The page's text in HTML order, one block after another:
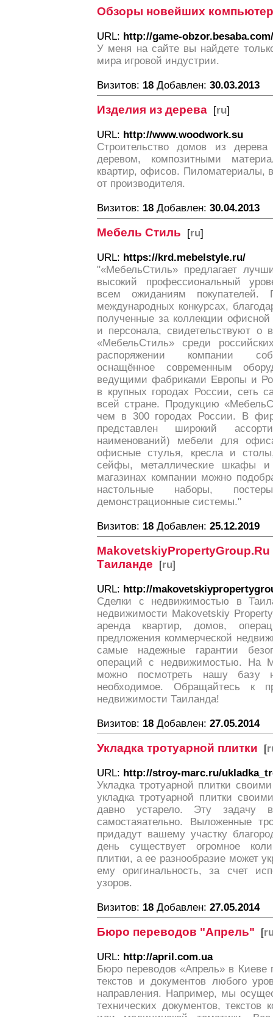
Обзоры новейших
URL: http://game-obzor.besaba.com/
У меня на сайте вы найдете
мира игровой индустрии.
Визитов: 18 Добавлен: 30.03.2013
Изделия из дерева [ru]
URL: http://www.woodwork.su
Строительство домов из
деревом, композитными
квартир, офисов. Пиломатериалы,
от производителя.
Визитов: 18 Добавлен: 30.04.2013
Мебель Стиль [ru]
URL: https://krd.mebelstyle.ru/
"«МебельСтиль» предлагает
высокий профессиональный
всем ожиданиям
международных конкурсах,
полученные за коллекции
и персонала, свидетельствуют о
«МебельСтиль» среди
распоряжении компании
оснащённое современным
ведущими фабриками Европы и
в крупных городах России, сеть
всей стране. Продукцию
чем в 300 городах России. В
представлен широкий
наименований) мебели для
офисные стулья, кресла и
сейфы, металлические шкафы
магазинах компании можно
настольные наборы,
демонстрационные системы."
Визитов: 18 Добавлен: 25.12.2019
Таиланде [ru]
URL: http://
Сделки с недвижимостью в
недвижимости Makovetskiy
аренда квартир, домов,
предложения коммерческой
самые надежные гарантии
операций с недвижимостью. На
можно посмотреть нашу базу
необходимое. Обращайтесь к
недвижимости Таиланда!
Визитов: 18 Добавлен: 27.05.2014
Укладка тротуарной плитки [
URL: http://stroy-marc.ru/
Укладка тротуарной плитки
укладка тротуарной плитки
давно устарело. Эту задачу
самостаяательно. Выложенные
придадут вашему участку
день существует огромное
плитки, а ее разнообразие может
ему оригинальность, за счет
узоров.
Визитов: 18 Добавлен: 27.05.2014
Бюро переводов "Апрель" [
URL: http://april.com.ua
Бюро переводов «Апрель» в Киеве
текстов и документов любого
направления. Например, мы
технических документов, текстов